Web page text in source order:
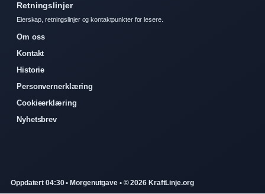
Retningslinjer
Eierskap, retningslinjer og kontaktpunkter for lesere.
Om oss
Kontakt
Historie
Personvernerklæring
Cookieerklæring
Nyhetsbrev
Oppdatert 04:30 • Morgenutgave • © 2026 KraftLinje.org